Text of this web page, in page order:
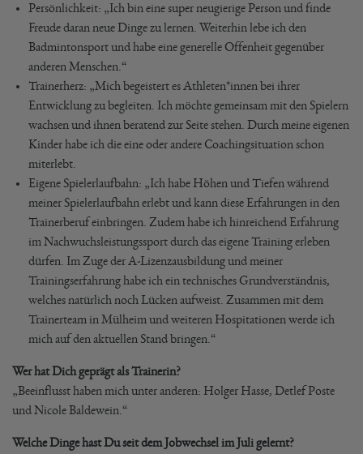
Persönlichkeit: „Ich bin eine super neugierige Person und finde
Freude daran neue Dinge zu lernen. Weiterhin lebe ich den
Badmintonsport und habe eine generelle Offenheit gegenüber
anderen Menschen.“
Trainerherz: „Mich begeistert es Athleten*innen bei ihrer
Entwicklung zu begleiten. Ich möchte gemeinsam mit den Spielern
wachsen und ihnen beratend zur Seite stehen. Durch meine eigenen
Kinder habe ich die eine oder andere Coachingsituation schon
miterlebt.
Eigene Spielerlaufbahn: „Ich habe Höhen und Tiefen während
meiner Spielerlaufbahn erlebt und kann diese Erfahrungen in den
Trainerberuf einbringen. Zudem habe ich hinreichend Erfahrung
im Nachwuchsleistungssport durch das eigene Training erleben
dürfen. Im Zuge der A-Lizenzausbildung und meiner
Trainingserfahrung habe ich ein technisches Grundverständnis,
welches natürlich noch Lücken aufweist. Zusammen mit dem
Trainerteam in Mülheim und weiteren Hospitationen werde ich
mich auf den aktuellen Stand bringen.“
Wer hat Dich geprägt als Trainerin?
„Beeinflusst haben mich unter anderen: Holger Hasse, Detlef Poste
und Nicole Baldewein.“
Welche Dinge hast Du seit dem Jobwechsel im Juli gelernt?